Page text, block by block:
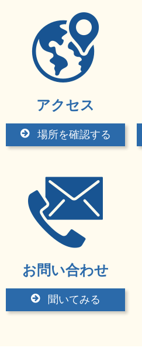
アクセス
場所を確認する
お問い合わせ
聞いてみる